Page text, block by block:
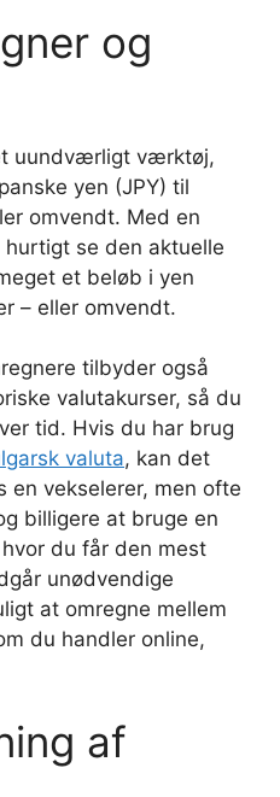
og
uundværligt værktøj,
yen (JPY) til
omvendt. Med en
se den aktuelle
et beløb i yen
– eller omvendt.
tilbyder også
valutakurser, så du
tid. Hvis du har brug
valuta, kan det
en vekselerer, men ofte
billigere at bruge en
du får den mest
unødvendige
at omregne mellem
du handler online,
af